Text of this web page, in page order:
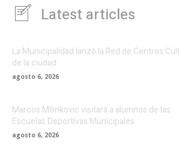
Latest articles
La Municipalidad lanzó la Red de Centros
de la ciudad
agosto 6, 2026
Marcos Milinkovic visitará a alumnos de las
Escuelas Deportivas Municipales
agosto 6, 2026